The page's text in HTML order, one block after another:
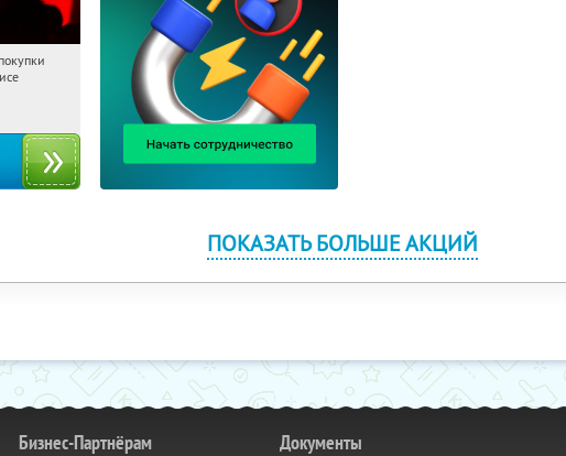
ПОКАЗАТЬ БОЛЬШЕ АКЦИЙ
Бизнес-Партнёрам Документы